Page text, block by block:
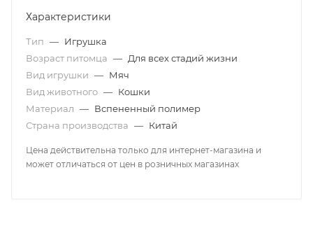
Характеристики
Тип — Игрушка
Возраст питомца — Для всех стадий жизни
Вид игрушки — Мяч
Вид животного — Кошки
Материал — Вспененный полимер
Страна производства — Китай
Цена действительна только для интернет-магазина и
может отличаться от цен в розничных магазинах